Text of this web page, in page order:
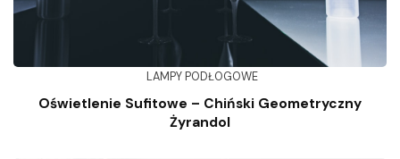
LAMPY PODŁOGOWE
Oświetlenie Sufitowe – Chiński Geometryczny
Żyrandol